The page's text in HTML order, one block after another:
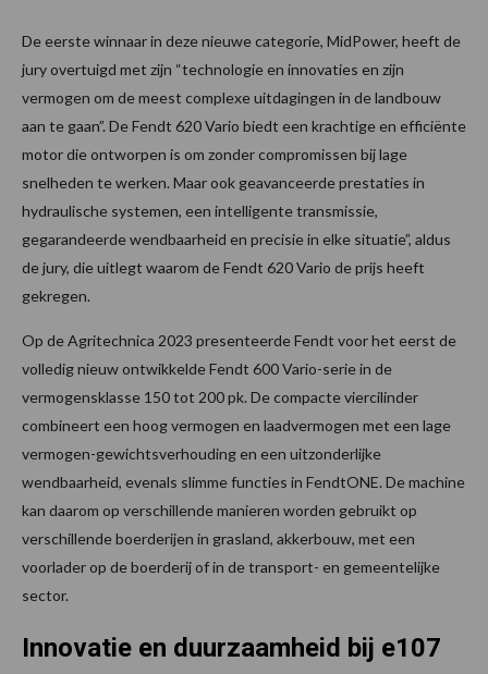
De eerste winnaar in deze nieuwe categorie, MidPower, heeft de
jury overtuigd met zijn “technologie en innovaties en zijn
vermogen om de meest complexe uitdagingen in de landbouw
aan te gaan”. De Fendt 620 Vario biedt een krachtige en efficiënte
motor die ontworpen is om zonder compromissen bij lage
snelheden te werken. Maar ook geavanceerde prestaties in
hydraulische systemen, een intelligente transmissie,
gegarandeerde wendbaarheid en precisie in elke situatie”, aldus
de jury, die uitlegt waarom de Fendt 620 Vario de prijs heeft
gekregen.
Op de Agritechnica 2023 presenteerde Fendt voor het eerst de
volledig nieuw ontwikkelde Fendt 600 Vario-serie in de
vermogensklasse 150 tot 200 pk. De compacte viercilinder
combineert een hoog vermogen en laadvermogen met een lage
vermogen-gewichtsverhouding en een uitzonderlijke
wendbaarheid, evenals slimme functies in FendtONE. De machine
kan daarom op verschillende manieren worden gebruikt op
verschillende boerderijen in grasland, akkerbouw, met een
voorlader op de boerderij of in de transport- en gemeentelijke
sector.
Innovatie en duurzaamheid bij e107